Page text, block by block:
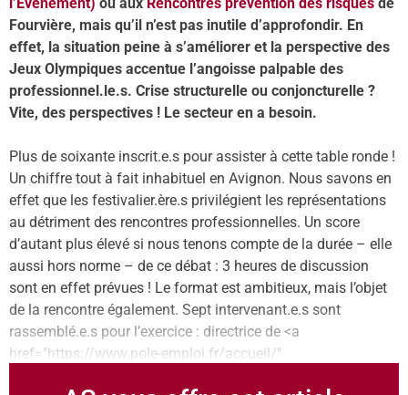
Fourvière, mais qu’il n’est pas inutile d’approfondir. En
effet, la situation peine à s’améliorer et la perspective des
Jeux Olympiques accentue l’angoisse palpable des
professionnel.le.s. Crise structurelle ou conjoncturelle ?
Vite, des perspectives ! Le secteur en a besoin.
Plus de soixante inscrit.e.s pour assister à cette table ronde !
Un chiffre tout à fait inhabituel en Avignon. Nous savons en
effet que les festivalier.ère.s privilégient les représentations
au détriment des rencontres professionnelles. Un score
d’autant plus élevé si nous tenons compte de la durée – elle
aussi hors norme – de ce débat : 3 heures de discussion
sont en effet prévues ! Le format est ambitieux, mais l’objet
de la rencontre également. Sept intervenant.e.s sont
rassemblé.e.s pour l’exercice : directrice de <a
href="https://www.pole-emploi.fr/accueil/"